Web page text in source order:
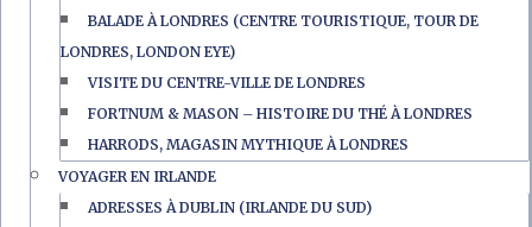
BALADE À LONDRES (CENTRE TOURISTIQUE, TOUR DE
LONDRES, LONDON EYE)
VISITE DU CENTRE-VILLE DE LONDRES
FORTNUM & MASON – HISTOIRE DU THÉ À LONDRES
HARRODS, MAGASIN MYTHIQUE À LONDRES
VOYAGER EN IRLANDE
ADRESSES À DUBLIN (IRLANDE DU SUD)